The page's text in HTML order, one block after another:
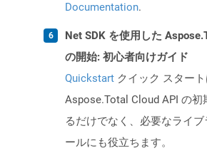
Documentation.
Net SDK を使用した
の開始: 初心者向けガイド
Quickstart クイック スタート
Aspose.Total Cloud API の初
るだけでなく、必要なライブ
ールにも役立ちます。